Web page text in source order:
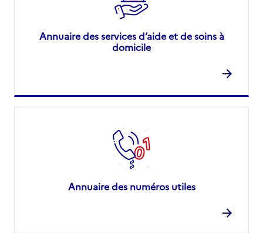
Annuaire des services d’aide et de soins à
domicile
Annuaire des numéros utiles